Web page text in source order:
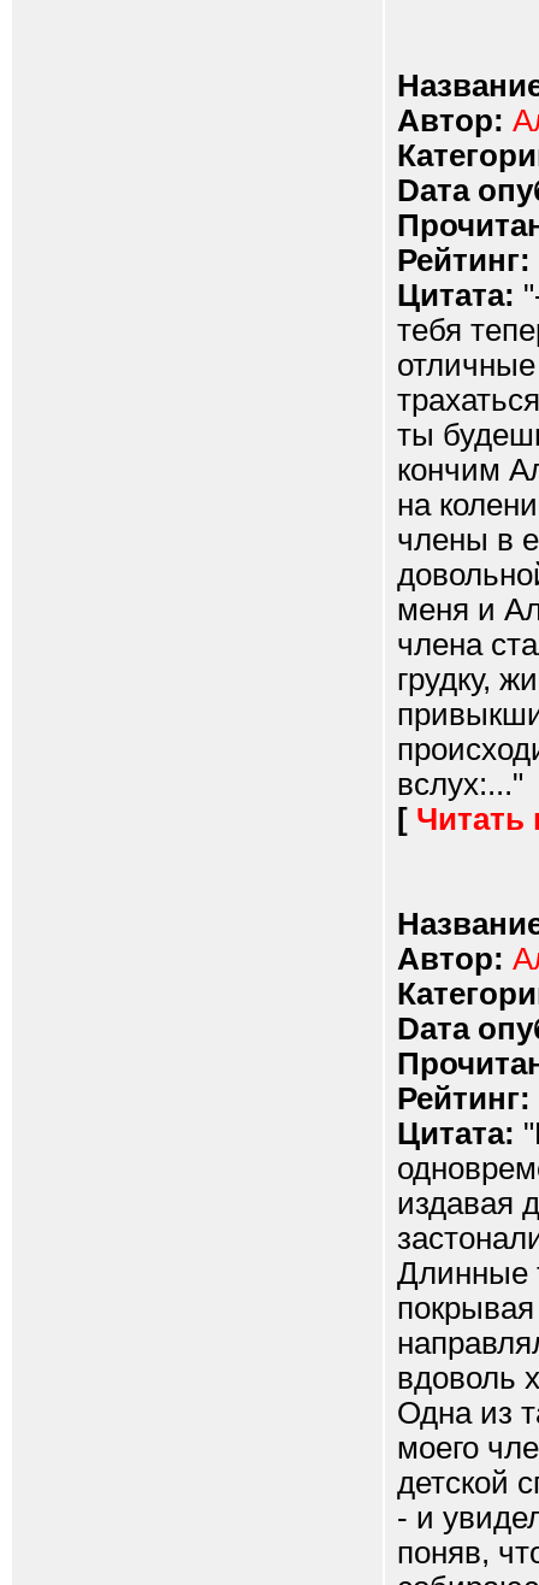
Автор:
Dата
Рейтинг:
Цитата:
тебя
ты
кончим
на
члены в
меня и
члена
грудку,
вслух:..."
[ Читать
Автор:
Dата
Рейтинг:
Цитата:
издавая
Длинные
вдоволь
Одна из
моего
детской
- и
поняв,